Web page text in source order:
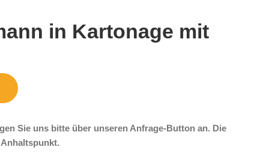
in Kartonage mit
Sie uns bitte über unseren Anfrage-Button an. Die